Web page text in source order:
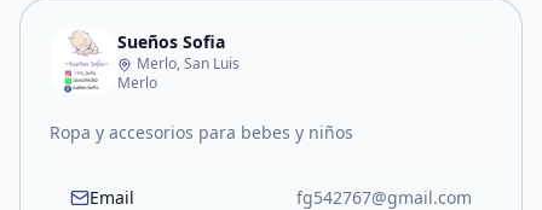
Sueños Sofia
Merlo, San Luis
Merlo
Ropa y accesorios para bebes y niños
Email fg542767@gmail.com